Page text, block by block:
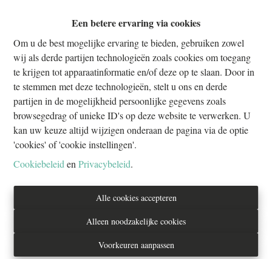
Een betere ervaring via cookies
Om u de best mogelijke ervaring te bieden, gebruiken zowel
wij als derde partijen technologieën zoals cookies om toegang
te krijgen tot apparaatinformatie en/of deze op te slaan. Door in
te stemmen met deze technologieën, stelt u ons en derde
partijen in de mogelijkheid persoonlijke gegevens zoals
browsegedrag of unieke ID's op deze website te verwerken. U
kan uw keuze altijd wijzigen onderaan de pagina via de optie
'cookies' of 'cookie instellingen'.
Cookiebeleid enPrivacybeleid.
Alle cookies accepteren
Alleen noodzakelijke cookies
Voorkeuren aanpassen
Huis
Appartement
Grond
Opbrengsteigendom
Commercieel
Over te nemen
Antwerpen
Brussels Hoofdstedelijk Gewest